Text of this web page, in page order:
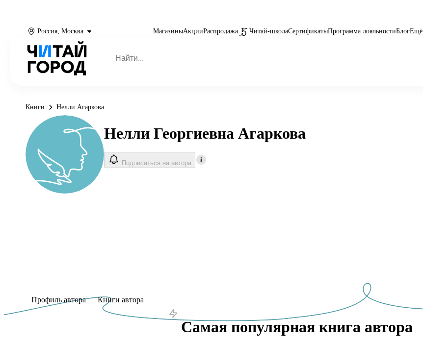
Россия, Москва МагазиныАкцииРаспродажа Читай-школаСертификатыПрограмма лояльностиБлогЕщё
Книги Нелли Агаркова
Нелли Георгиевна Агаркова
Подписаться на автора
Профиль автора Книги автора
Самая популярная книга автора